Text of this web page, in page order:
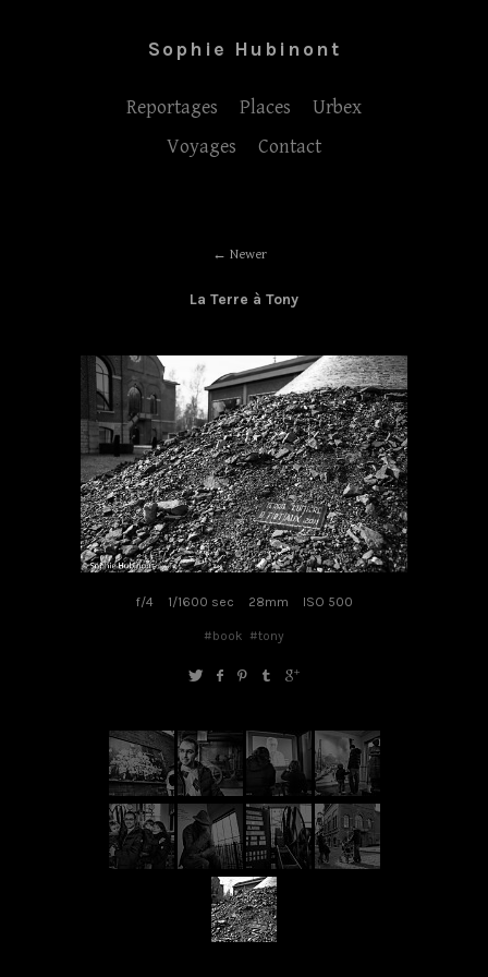
Sophie Hubinont
Reportages Places
Urbex
Voyages
Contact
Newer
La Terre à Tony
f/4 1/1600 sec 28mm ISO 500
#book #tony